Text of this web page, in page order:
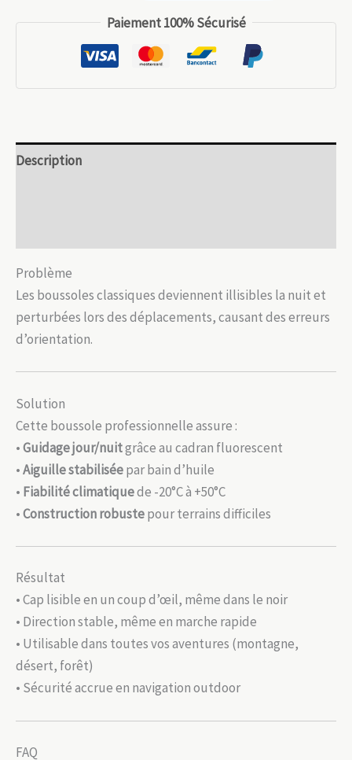
Paiement 100% Sécurisé
Description
Problème
Les boussoles classiques deviennent illisibles la nuit et
perturbées lors des déplacements, causant des erreurs
d’orientation.
Solution
Cette boussole professionnelle assure :
•Guidage jour/nuitgrâce au cadran fluorescent
•Aiguille stabiliséepar bain d’huile
• Fiabilité climatiquede -20°C à +50°C
•Construction robustepour terrains difficiles
Résultat
• Cap lisible en un coup d’œil, même dans le noir
• Direction stable, même en marche rapide
• Utilisable dans toutes vos aventures (montagne,
désert, forêt)
• Sécurité accrue en navigation outdoor
FAQ